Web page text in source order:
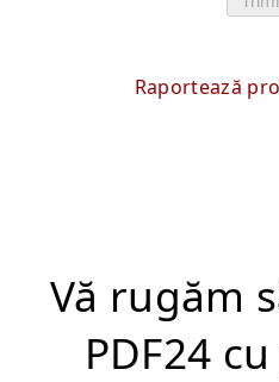
Raportează
Vă rugăm
PDF24